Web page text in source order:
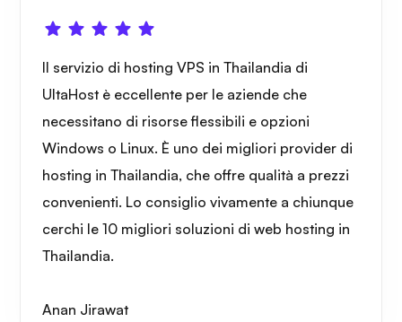
Playtube
Portainer
Il servizio di hosting VPS in Thailandia di
UltaHost è eccellente per le aziende che
necessitano di risorse flessibili e opzioni
Windows o Linux. È uno dei migliori provider di
hosting in Thailandia, che offre qualità a prezzi
convenienti. Lo consiglio vivamente a chiunque
cerchi le 10 migliori soluzioni di web hosting in
Thailandia.
Anan Jirawat